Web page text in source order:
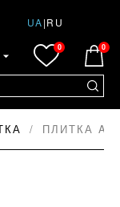
UA|RU
0 0
ПЛИТКА